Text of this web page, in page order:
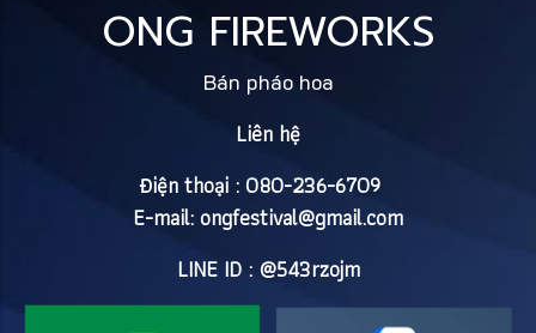
ONG FIREWORKS
Bán pháo hoa
Liên hệ
Điện thoại : 080-236-6709
E-mail: ongfestival@gmail.com
LINE ID : @543rzojm